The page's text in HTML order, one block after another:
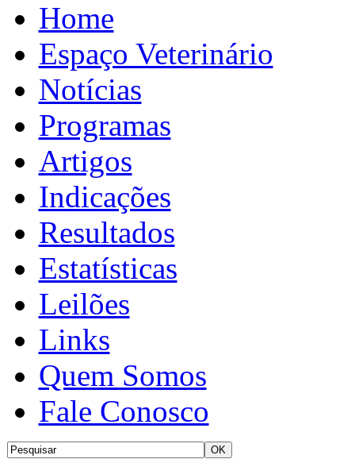
Home
Espaço Veterinário
Notícias
Programas
Artigos
Indicações
Resultados
Estatísticas
Leilões
Links
Quem Somos
Fale Conosco